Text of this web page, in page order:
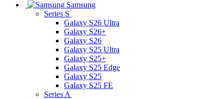
Samsung
Series S
Galaxy S26 Ultra
Galaxy S26+
Galaxy S26
Galaxy S25 Ultra
Galaxy S25+
Galaxy S25 Edge
Galaxy S25
Galaxy S25 FE
Series A